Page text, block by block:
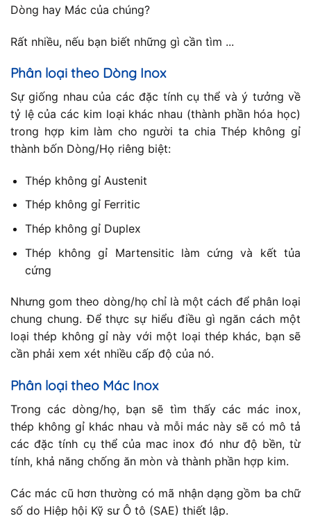
Dòng hay Mác của chúng?
Rất nhiều, nếu bạn biết những gì cần tìm ...
Phân loại theo Dòng Inox
Sự giống nhau của các đặc tính cụ thể và ý tưởng về
tỷ lệ của các kim loại khác nhau (thành phần hóa học)
trong hợp kim làm cho người ta chia Thép không gỉ
thành bốn Dòng/Họ riêng biệt:
Thép không gỉ Austenit
Thép không gỉ Ferritic
Thép không gỉ Duplex
Thép không gỉ Martensitic làm cứng và kết tủa
cứng
Nhưng gom theo dòng/họ chỉ là một cách để phân loại
chung chung. Để thực sự hiểu điều gì ngăn cách một
loại thép không gỉ này với một loại thép khác, bạn sẽ
cần phải xem xét nhiều cấp độ của nó.
Phân loại theo Mác Inox
Trong các dòng/họ, bạn sẽ tìm thấy các mác inox,
thép không gỉ khác nhau và mỗi mác này sẽ có mô tả
các đặc tính cụ thể của mac inox đó như độ bền, từ
tính, khả năng chống ăn mòn và thành phần hợp kim.
Các mác cũ hơn thường có mã nhận dạng gồm ba chữ
số do Hiệp hội Kỹ sư Ô tô (SAE) thiết lập.